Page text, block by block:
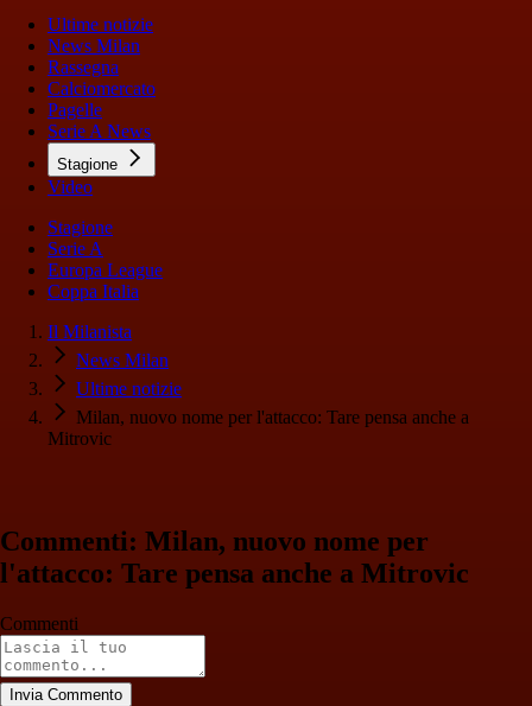
Ultime notizie
News Milan
Rassegna
Calciomercato
Pagelle
Serie A News
Stagione
Video
Stagione
Serie A
Europa League
Coppa Italia
Il Milanista
News Milan
Ultime notizie
Milan, nuovo nome per l'attacco: Tare pensa anche a
Mitrovic
Commenti: Milan, nuovo nome per
l'attacco: Tare pensa anche a Mitrovic
Commenti
Invia Commento